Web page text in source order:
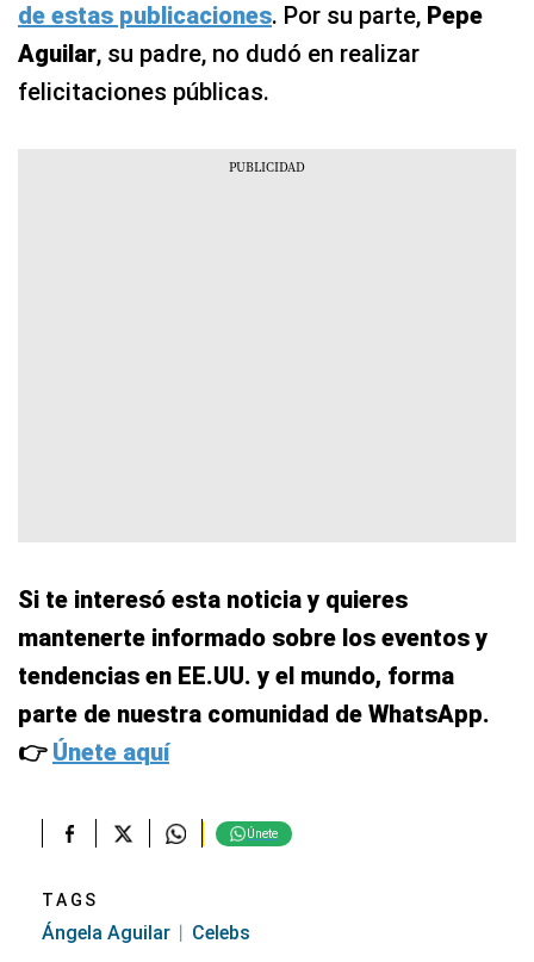
de estas publicaciones. Por su parte, Pepe
Aguilar, su padre, no dudó en realizar
felicitaciones públicas.
Si te interesó esta noticia y quieres
mantenerte informado sobre los eventos y
tendencias en EE.UU. y el mundo, forma
parte de nuestra comunidad de WhatsApp.
👉 Únete aquí
Únete
TAGS
Ángela Aguilar Celebs